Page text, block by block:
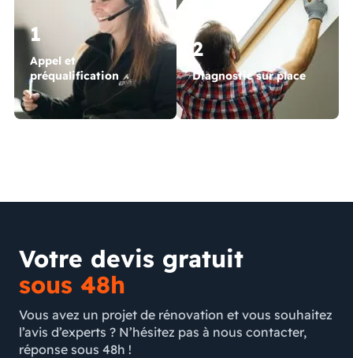
1
Appel et
préqualification
2
Diagnostic sur place
Votre devis gratuit
sous 48h
Vous avez un projet de rénovation et vous souhaitez
l’avis d’experts ? N’hésitez pas à nous contacter,
réponse sous 48h !